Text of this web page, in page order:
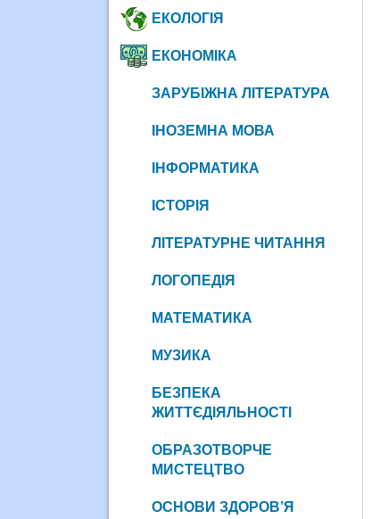
ЕКОЛОГІЯ
ЕКОНОМІКА
ЗАРУБІЖНА ЛІТЕРАТУРА
ІНОЗЕМНА МОВА
ІНФОРМАТИКА
ІСТОРІЯ
ЛІТЕРАТУРНЕ ЧИТАННЯ
ЛОГОПЕДІЯ
МАТЕМАТИКА
МУЗИКА
БЕЗПЕКА
ЖИТТЄДІЯЛЬНОСТІ
ОБРАЗОТВОРЧЕ
МИСТЕЦТВО
ОСНОВИ ЗДОРОВ’Я